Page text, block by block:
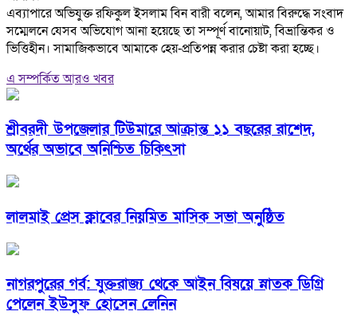
‎এব্যাপারে অভিযুক্ত রফিকুল ইসলাম বিন বারী বলেন, আমার বিরুদ্ধে সংবাদ
সম্মেলনে যেসব অভিযোগ আনা হয়েছে তা সম্পূর্ণ বানোয়াট, বিভ্রান্তিকর ও
ভিত্তিহীন। সামাজিকভাবে আমাকে হেয়-প্রতিপন্ন করার চেষ্টা করা হচ্ছে।
এ সম্পর্কিত আরও খবর
শ্রীবরদী উপজেলার টিউমারে আক্রান্ত ১১ বছরের রাশেদ,
অর্থের অভাবে অনিশ্চিত চিকিৎসা
লালমাই প্রেস ক্লাবের নিয়মিত মাসিক সভা অনুষ্ঠিত
নাগরপুরের গর্ব: যুক্তরাজ্য থেকে আইন বিষয়ে স্নাতক ডিগ্রি
পেলেন ইউসুফ হোসেন লেনিন